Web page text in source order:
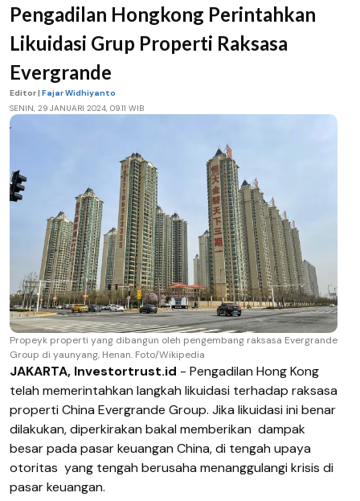
Pengadilan Hongkong Perintahkan
Likuidasi Grup Properti Raksasa
Evergrande
Editor | Fajar Widhiyanto
SENIN, 29 JANUARI 2024, 09.11 WIB
Propeyk properti yang dibangun oleh pengembang raksasa Evergrande
Group di yaunyang, Henan. Foto/Wikipedia
JAKARTA, Investortrust.id - Pengadilan Hong Kong
telah memerintahkan langkah likuidasi terhadap raksasa
properti China Evergrande Group. Jika likuidasi ini benar
dilakukan, diperkirakan bakal memberikan dampak
besar pada pasar keuangan China, di tengah upaya
otoritas yang tengah berusaha menanggulangi krisis di
pasar keuangan.